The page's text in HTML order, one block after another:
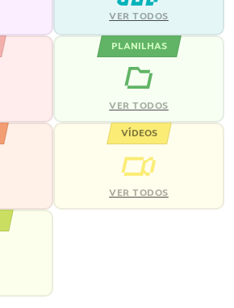
VER TODOS
PLANILHAS
VER TODOS
VÍDEOS
VER TODOS